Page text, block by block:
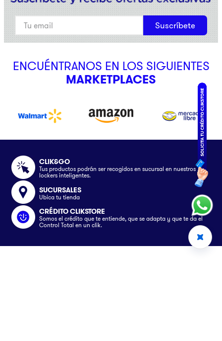
Suscríbete
ENCUÉNTRANOS EN LOS SIGUIENTES
MARKETPLACES
CLIK&GO
Tus productos podrán ser recogidos en sucursal en nuestros
lockers inteligentes.
SUCURSALES
Ubica tu tienda
CRÉDITO CLIKSTORE
Somos el crédito que te entiende, que se adapta y que te da el
Control Total en un clik.